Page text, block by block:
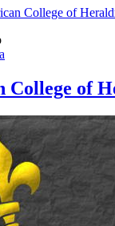
College of
College of